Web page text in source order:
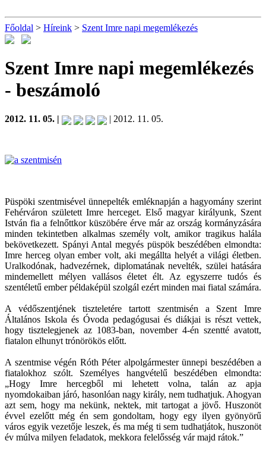
Főoldal > Híreink > Szent Imre napi megemlékezés
Szent Imre napi megemlékezés
- beszámoló
2012. 11. 05. | | 2012. 11. 05.
Püspöki szentmisével ünnepelték emléknapján a hagyomány szerint
Fehérváron született Imre herceget. Első magyar királyunk, Szent
István fia a felnőttkor küszöbére érve már az ország kormányzására
minden tekintetben alkalmas személy volt, amikor tragikus halála
bekövetkezett. Spányi Antal megyés püspök beszédében elmondta:
Imre herceg olyan ember volt, aki megállta helyét a világi életben.
Uralkodónak, hadvezérnek, diplomatának nevelték, szülei hatására
mindemellett mélyen vallásos életet élt. Az egyszerre tudós és
szentéletű ember példaképül szolgál ezért minden mai fiatal számára.
A védőszentjének tiszteletére tartott szentmisén a Szent Imre
Általános Iskola és Óvoda pedagógusai és diákjai is részt vettek,
hogy tisztelegjenek az 1083-ban, november 4-én szentté avatott,
fiatalon elhunyt trónörökös előtt.
A szentmise végén Róth Péter alpolgármester ünnepi beszédében a
fiatalokhoz szólt. Személyes hangvételű beszédében elmondta:
„Hogy Imre hercegből mi lehetett volna, talán az apja
nyomdokaiban járó, hasonlóan nagy király, nem tudhatjuk. Ahogyan
azt sem, hogy ma nekünk, nektek, mit tartogat a jövő. Huszonöt
évvel ezelőtt még én sem gondoltam, hogy egy ilyen gyönyörű
város egyik vezetője leszek, és ma még ti sem tudhatjátok, huszonöt
év múlva milyen feladatok, mekkora felelősség vár majd rátok.”